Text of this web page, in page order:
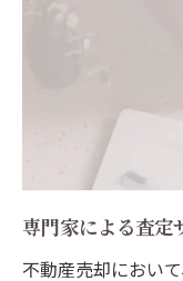
専門家による査定
不動産売却におい